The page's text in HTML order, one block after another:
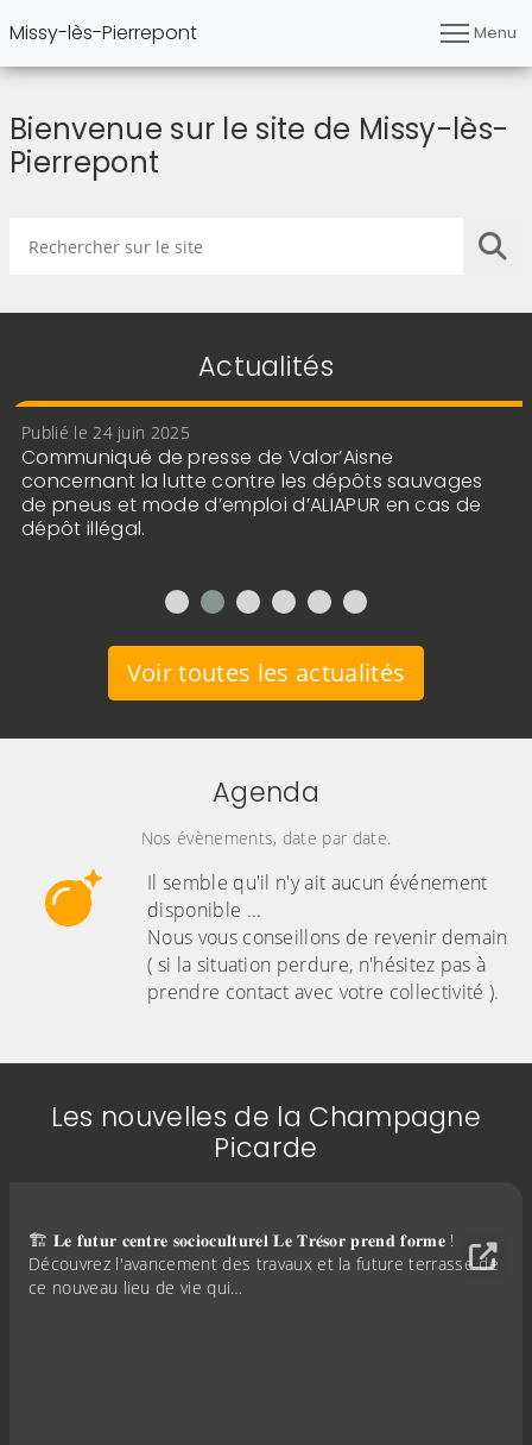
Missy-lès-Pierrepont Menu
Bienvenue sur le site de Missy-lès-
Pierrepont
Actualités
Publié le 24 juin 2025
Communiqué de presse de Valor’Aisne
concernant la lutte contre les dépôts sauvages
de pneus et mode d’emploi d’ALIAPUR en cas de
dépôt illégal.
Voir toutes les actualités
Agenda
Nos évènements, date par date.
Il semble qu'il n'y ait aucun événement
disponible ...
Nous vous conseillons de revenir demain
( si la situation perdure, n'hésitez pas à
prendre contact avec votre collectivité ).
Les nouvelles de la Champagne
Picarde
🏗️ 𝐋𝐞 𝐟𝐮𝐭𝐮𝐫 𝐜𝐞𝐧𝐭𝐫𝐞 𝐬𝐨𝐜𝐢𝐨𝐜𝐮𝐥𝐭𝐮𝐫𝐞𝐥 𝐋𝐞 𝐓𝐫𝐞́𝐬𝐨𝐫 𝐩𝐫𝐞𝐧𝐝 𝐟𝐨𝐫𝐦𝐞 !
Découvrez l'avancement des travaux et la future terrasse de
ce nouveau lieu de vie qui…